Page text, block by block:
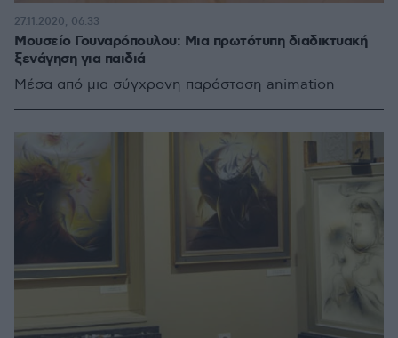
Μουσείο Γουναρόπουλου: Μια πρωτότυπη διαδικτυακή
ξενάγηση για παιδιά
Μέσα από μια σύγχρονη παράσταση animation
27.11.2020, 06:33